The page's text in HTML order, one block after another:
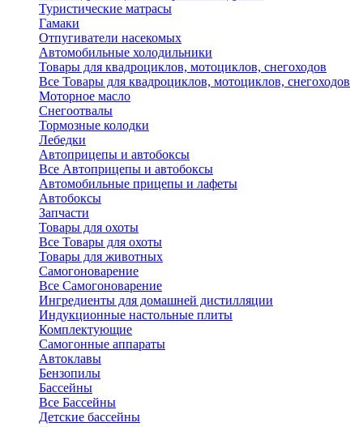
Туристические матрасы
Гамаки
Отпугиватели насекомых
Автомобильные холодильники
Товары для квадроциклов, мотоциклов, снегоходов
Все Товары для квадроциклов, мотоциклов, снегоходов
Моторное масло
Снегоотвалы
Тормозные колодки
Лебедки
Автоприцепы и автобоксы
Все Автоприцепы и автобоксы
Автомобильные прицепы и лафеты
Автобоксы
Запчасти
Товары для охоты
Все Товары для охоты
Товары для животных
Самогоноварение
Все Самогоноварение
Ингредиенты для домашней дистилляции
Индукционные настольные плиты
Комплектующие
Самогонные аппараты
Автоклавы
Бензопилы
Бассейны
Все Бассейны
Детские бассейны